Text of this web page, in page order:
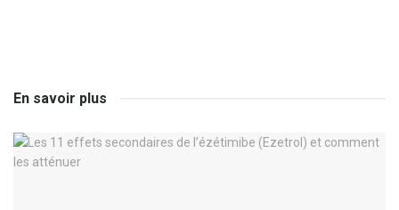
En savoir plus